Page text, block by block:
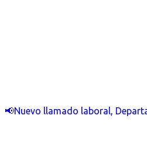
📢Nuevo llamado laboral,